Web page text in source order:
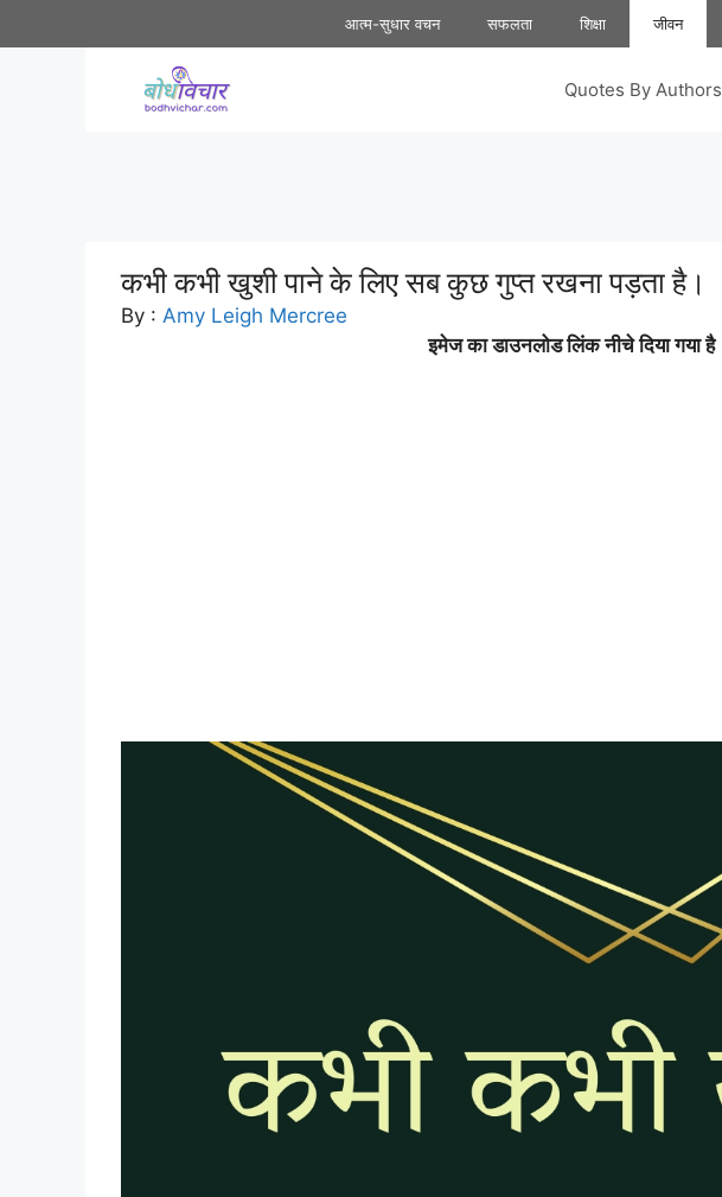
to
आत्म-सुधार वचन सफलता शिक्षा जीवन
Quotes By Authors
कभी कभी खुशी पाने के लिए सब कुछ गुप्त रखना पड़ता है।
By : Amy Leigh Mercree
इमेज का डाउनलोड लिंक नीचे दिया गया है